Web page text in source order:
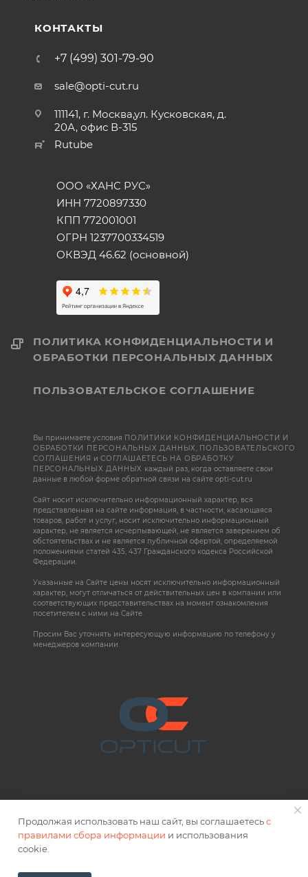
КОНТАКТЫ
+7 (499) 301-79-90
sale@opti-cut.ru
111141, г. Москва,ул. Кусковская, д.
20А, офис В-315
Rutube
ООО «ХАНС РУС»
ИНН 7720897330
КПП 772001001
ОГРН 1237700334519
ОКВЭД 46.62 (основной)
ПОЛИТИКА КОНФИДЕНЦИАЛЬНОСТИ И
ОБРАБОТКИ ПЕРСОНАЛЬНЫХ ДАННЫХ
ПОЛЬЗОВАТЕЛЬСКОЕ СОГЛАШЕНИЕ
Вы принимаете условия ПОЛИТИКИ КОНФИДЕНЦИАЛЬНОСТИ И
ОБРАБОТКИ ПЕРСОНАЛЬНЫХ ДАННЫХ, ПОЛЬЗОВАТЕЛЬСКОГО
СОГЛАШЕНИЯ иСОГЛАШАЕТЕСЬ НА ОБРАБОТКУ
ПЕРСОНАЛЬНЫХ ДАННЫХ каждый раз, когда оставляете свои
данные в любой форме обратной связи на сайте opti-cut.ru
Сайт носит исключительно информационный характер, вся
представленная на сайте информация, в частности, касающаяся
товаров, работ и услуг, носит исключительно информационный
характер, не является исчерпывающей, не является заверением об
обстоятельствах и не является публичной офертой, определяемой
положениями статей 435, 437 Гражданского кодекса Российской
Федерации.
Указанные на Сайте цены носят исключительно информационный
характер, могут отличаться от действительных цен в компании или
соответствующих представительствах на момент ознакомления
посетителем с ними на Сайте.
Просим Вас уточнять интересующую информацию по телефону у
менеджеров компании.
2026 © OPTICUT
Продолжая использовать наш сайт, вы соглашаетесьс
правилами сбора информации и использования
cookie.